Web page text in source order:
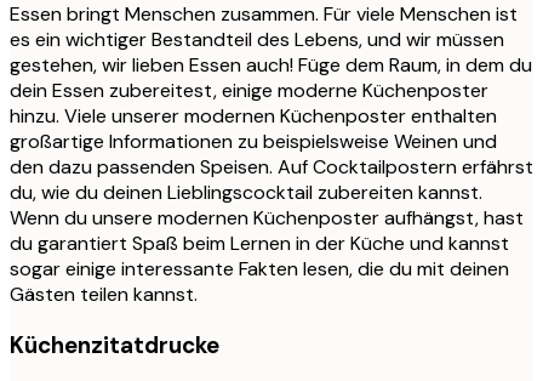
Essen bringt Menschen zusammen. Für viele Menschen ist
es ein wichtiger Bestandteil des Lebens, und wir müssen
gestehen, wir lieben Essen auch! Füge dem Raum, in dem du
dein Essen zubereitest, einige moderne Küchenposter
hinzu. Viele unserer modernen Küchenposter enthalten
großartige Informationen zu beispielsweise Weinen und
den dazu passenden Speisen. Auf Cocktailpostern erfährst
du, wie du deinen Lieblingscocktail zubereiten kannst.
Wenn du unsere modernen Küchenposter aufhängst, hast
du garantiert Spaß beim Lernen in der Küche und kannst
sogar einige interessante Fakten lesen, die du mit deinen
Gästen teilen kannst.
Küchenzitatdrucke